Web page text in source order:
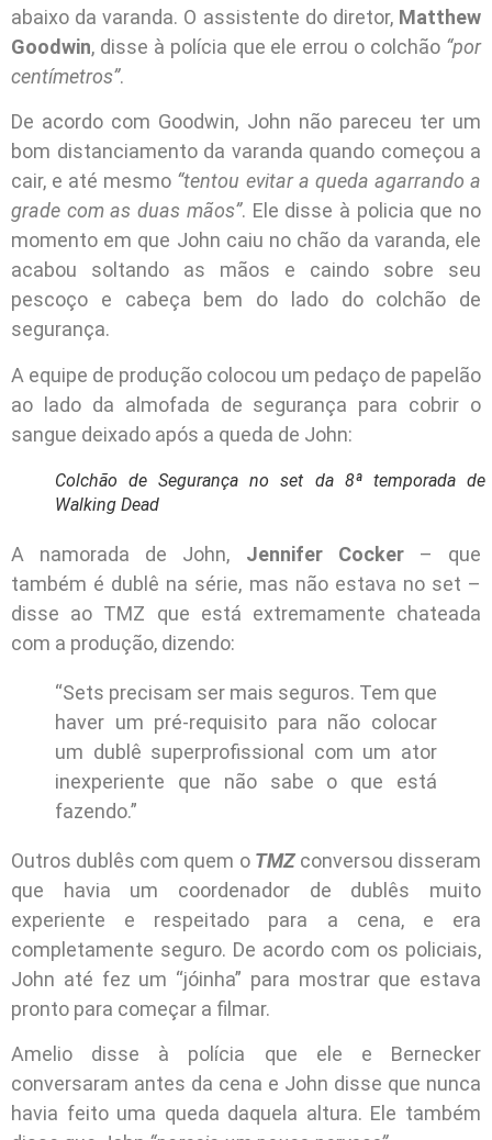
abaixo da varanda. O assistente do diretor, Matthew
Goodwin, disse à polícia que ele errou o colchão “por
centímetros”.
De acordo com Goodwin, John não pareceu ter um
bom distanciamento da varanda quando começou a
cair, e até mesmo “tentou evitar a queda agarrando a
grade com as duas mãos”. Ele disse à policia que no
momento em que John caiu no chão da varanda, ele
acabou soltando as mãos e caindo sobre seu
pescoço e cabeça bem do lado do colchão de
segurança.
A equipe de produção colocou um pedaço de papelão
ao lado da almofada de segurança para cobrir o
sangue deixado após a queda de John:
Colchão de Segurança no set da 8ª temporada de
Walking Dead
A namorada de John, Jennifer Cocker– que
também é dublê na série, mas não estava no set –
disse ao TMZ que está extremamente chateada
com a produção, dizendo:
“Sets precisam ser mais seguros. Tem que
haver um pré-requisito para não colocar
um dublê superprofissional com um ator
inexperiente que não sabe o que está
fazendo.”
Outros dublês com quem o TMZconversou disseram
que havia um coordenador de dublês muito
experiente e respeitado para a cena, e era
completamente seguro. De acordo com os policiais,
John até fez um “jóinha” para mostrar que estava
pronto para começar a filmar.
Amelio disse à polícia que ele e Bernecker
conversaram antes da cena e John disse que nunca
havia feito uma queda daquela altura. Ele também